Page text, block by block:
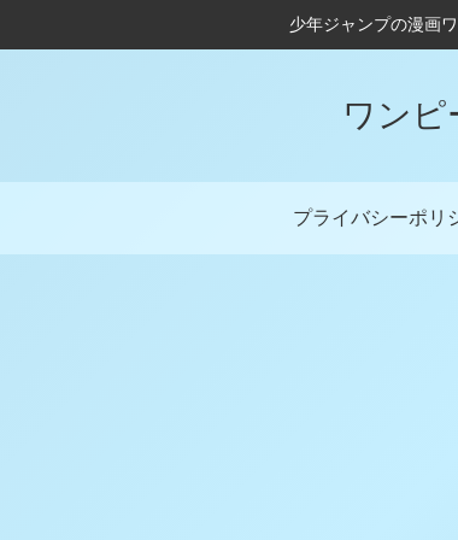
少年ジャンプの漫画
ワンピ
プライバシーポリ